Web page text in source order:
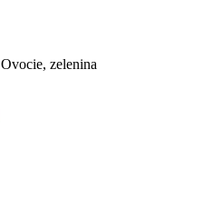
Ovocie, zelenina